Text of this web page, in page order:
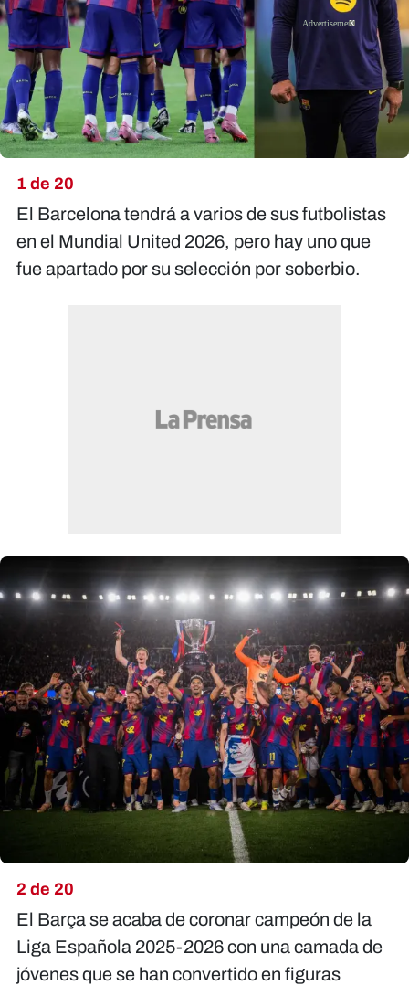
1 de 20
El Barcelona tendrá a varios de sus futbolistas
en el Mundial United 2026, pero hay uno que
fue apartado por su selección por soberbio.
2 de 20
El Barça se acaba de coronar campeón de la
Liga Española 2025-2026 con una camada de
jóvenes que se han convertido en figuras
X